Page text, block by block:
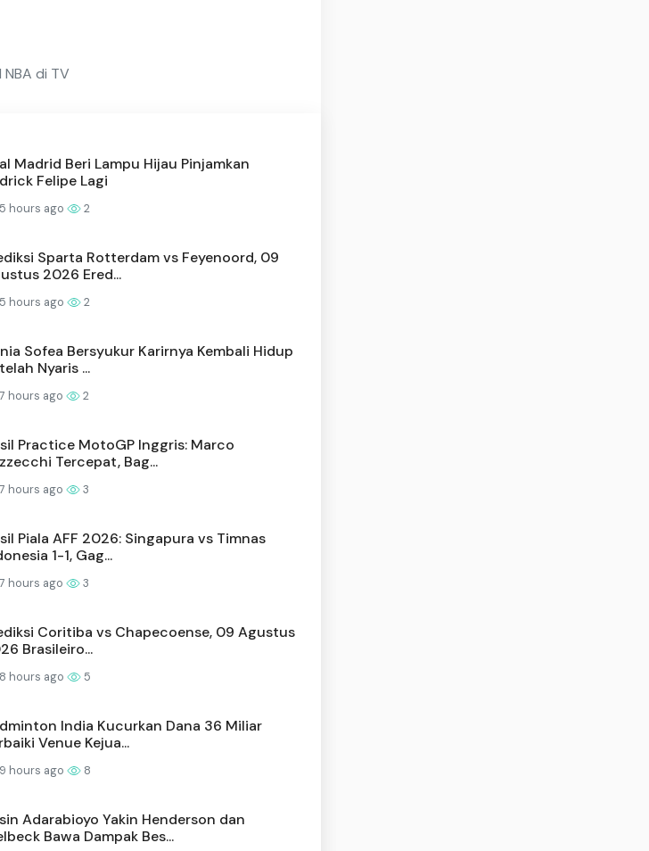
di TV
Madrid Beri Lampu Hijau Pinjamkan
Felipe Lagi
5 hours ago 2
Sparta Rotterdam vs Feyenoord, 09
2026 Ered...
5 hours ago 2
Sofea Bersyukur Karirnya Kembali Hidup
Nyaris ...
7 hours ago 2
Practice MotoGP Inggris: Marco
Tercepat, Bag...
7 hours ago 3
Piala AFF 2026: Singapura vs Timnas
1-1, Gag...
7 hours ago 3
Coritiba vs Chapecoense, 09 Agustus
Brasileiro...
8 hours ago 5
India Kucurkan Dana 36 Miliar
Venue Kejua...
9 hours ago 8
Adarabioyo Yakin Henderson dan
Bawa Dampak Bes...